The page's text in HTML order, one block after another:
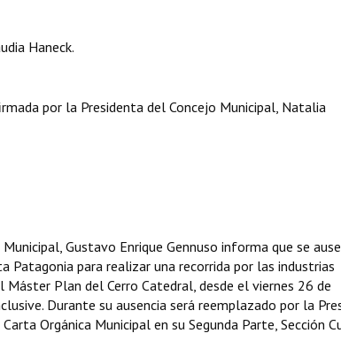
Haneck.
por la Presidenta del Concejo Municipal, Natalia
Gustavo Enrique Gennuso informa que se
Patagonia para realizar una recorrida por las industrias
Plan del Cerro Catedral, desde el viernes 26 de
Durante su ausencia será reemplazado por la
Orgánica Municipal en su Segunda Parte, Sección